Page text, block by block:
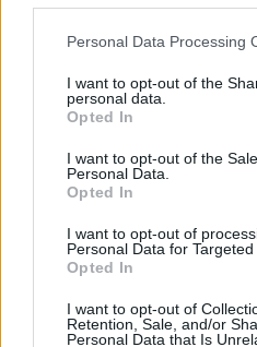
Personal Data Processing
I want to opt-out of the
personal data.
Opted In
I want to opt-out of the
Personal Data.
Opted In
I want to opt-out of
Personal Data for Targeted
Opted In
I want to opt-out of
Retention, Sale, and/or
Personal Data that Is
Αθήνας, όπου οι δρόμοι
νερού και οι συνθήκες
αποφυγή άσκοπων
τα φαινόμενα.
Περισσότερες ειδήσεις
Σαρώνει η κακοκαιρία Byron:
μεγαλύτερα προβλήματα –